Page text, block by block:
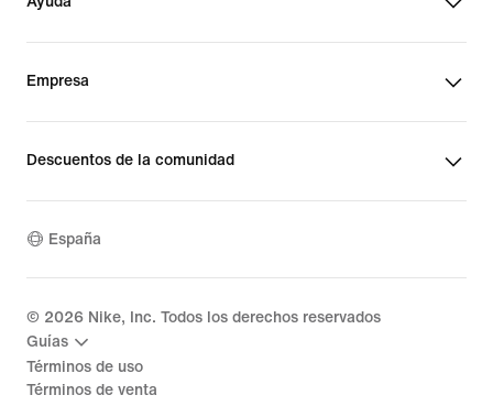
Empresa
Descuentos de la comunidad
España
© 2026 Nike, Inc. Todos los derechos reservados
Guías
Términos de uso
Términos de venta